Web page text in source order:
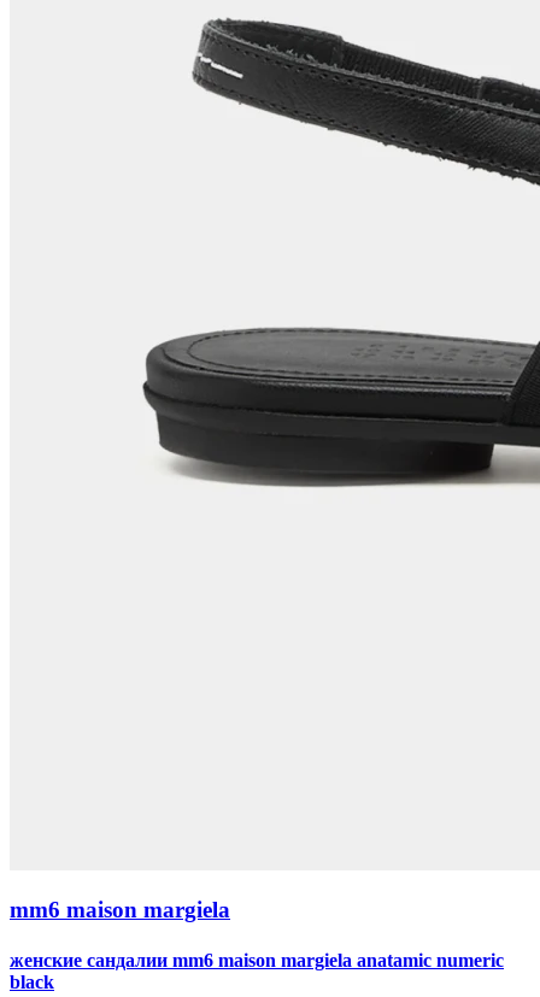
mm6 maison margiela
женские сандалии mm6 maison margiela anatamic numeric
black